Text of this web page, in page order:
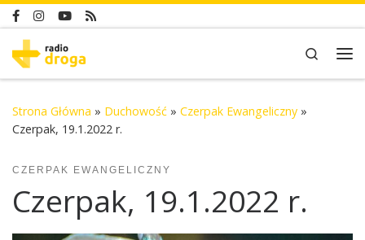
Skip to content
Search
Strona Główna » Duchowość » Czerpak Ewangeliczny »
Czerpak, 19.1.2022 r.
CZERPAK EWANGELICZNY
Czerpak, 19.1.2022 r.